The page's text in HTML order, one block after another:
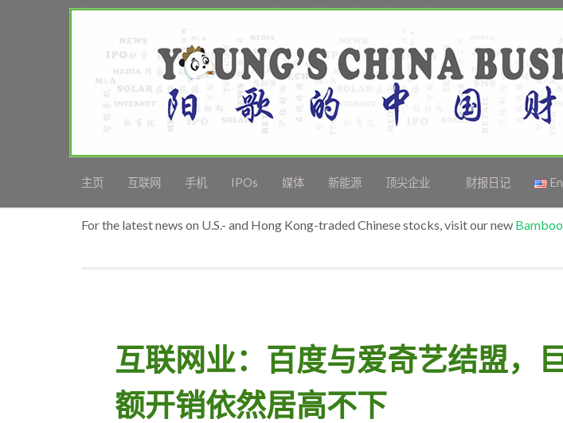
主页 互联网 手机 IPOs 媒体 新能源 顶尖企业 财报日记
For the latest news on U.S.- and Hong Kong-traded Chinese stocks, visit our new
互联网业：百度与爱奇艺结盟，
额开销依然居高不下